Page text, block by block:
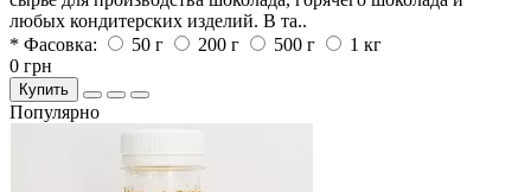
любых кондитерских изделий. В та..
* Фасовка:
50 г 200 г 500 г
1 кг
0 грн
Купить
Популярно